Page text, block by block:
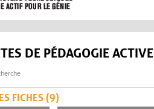
DE PÉDAGOGIE ACTIVE
FICHES (9)